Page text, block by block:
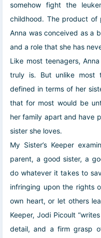
somehow fight the
childhood. The product of
Anna was conceived as a
and a role that she has
Like most teenagers,
truly is. But unlike most
defined in terms of her
that for most would be
her family apart and have
sister she loves.
My Sister’s Keeper
parent, a good sister, a
do whatever it takes to
infringing upon the rights
own heart, or let others
Keeper, Jodi Picoult
detail, and a firm grasp